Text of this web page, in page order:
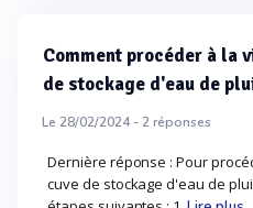
Comment procéder à la
de stockage d'eau de
Le 28/02/2024 -2réponses
Dernière réponse : Pour
cuve de stockage d'eau de